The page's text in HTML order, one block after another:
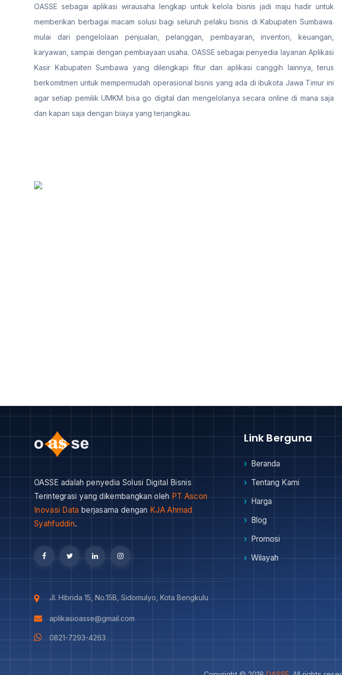
OASSE sebagai aplikasi wirausaha lengkap untuk kelola bisnis jadi maju hadir untuk
memberikan berbagai macam solusi bagi seluruh pelaku bisnis di Kabupaten Sumbawa.
mulai dari pengelolaan penjualan, pelanggan, pembayaran, inventori, keuangan,
karyawan, sampai dengan pembiayaan usaha. OASSE sebagai penyedia layanan Aplikasi
Kasir Kabupaten Sumbawa yang dilengkapi fitur dan aplikasi canggih lainnya, terus
berkomitmen untuk mempermudah operasional bisnis yang ada di ibukota Jawa Timur ini
agar setiap pemilik UMKM bisa go digital dan mengelolanya secara online di mana saja
dan kapan saja dengan biaya yang terjangkau.
OASSE adalah penyedia Solusi Digital Bisnis
Terintegrasi yang dikembangkan oleh PT Ascon
Inovasi Data berjasama dengan KJA Ahmad
Syahfuddin.
Jl. Hibrida 15, No.15B, Sidomulyo, Kota Bengkulu
aplikasioasse@gmail.com
0821-7293-4263
Link Berguna
Beranda
Tentang Kami
Harga
Blog
Promosi
Wilayah